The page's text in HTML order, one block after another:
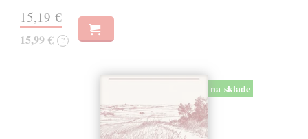
15,19 €
15,99 € ?
na sklade